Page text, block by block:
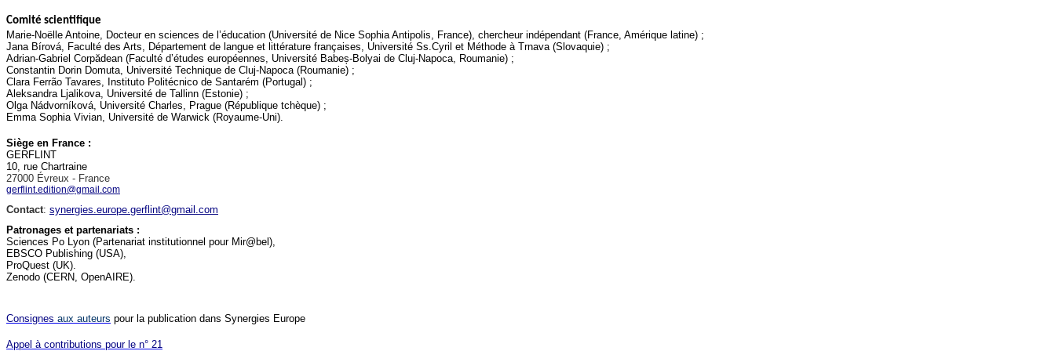
Comité scientifique
Marie-Noëlle Antoine, Docteur en sciences de l’éducation (Université de Nice Sophia Antipolis, France), chercheur indépendant (France, Amérique latine) ;
Jana Bírová, Faculté des Arts, Département de langue et littérature françaises, Université Ss.Cyril et Méthode à Trnava (Slovaquie) ;
Adrian-Gabriel Corpădean (Faculté d’études européennes, Université Babeș-Bolyai de Cluj-Napoca, Roumanie) ;
Constantin Dorin Domuta, Université Technique de Cluj-Napoca (Roumanie) ;
Clara Ferrão Tavares, Instituto Politécnico de Santarém (Portugal) ;
Aleksandra Ljalikova, Université de Tallinn (Estonie) ;
Olga Nádvorníková, Université Charles, Prague (République tchèque) ;
Emma Sophia Vivian, Université de Warwick (Royaume-Uni).
Siège en France :
GERFLINT
10, rue Chartraine
27000 Évreux - France
gerflint.edition@gmail.com
Contact: synergies.europe.gerflint@gmail.com
Patronages et partenariats :
Sciences Po Lyon (Partenariat institutionnel pour Mir@bel),
EBSCO Publishing (USA),
ProQuest (UK).
Zenodo (CERN, OpenAIRE).
Consignes aux auteurs pour la publication dans Synergies Europe
Appel à contributions pour le n° 21